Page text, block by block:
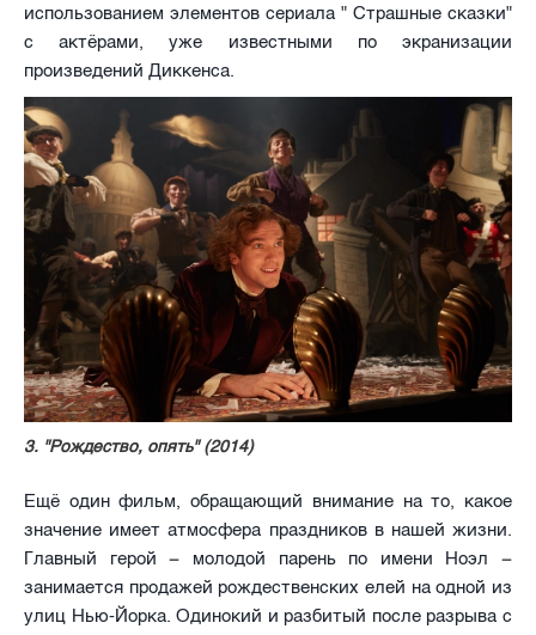
использованием элементов сериала " Страшные сказки"
с актёрами, уже известными по экранизации
произведений Диккенса.
3. "Рождество, опять" (2014)
Ещё один фильм, обращающий внимание на то, какое
значение имеет атмосфера праздников в нашей жизни.
Главный герой − молодой парень по имени Ноэл −
занимается продажей рождественских елей на одной из
улиц Нью-Йорка. Одинокий и разбитый после разрыва с